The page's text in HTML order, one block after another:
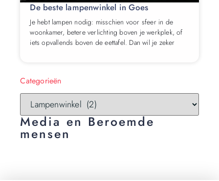
Categorieën
Media en Beroemde
mensen
De beste lampenwinkel in Goes
Je hebt lampen nodig: misschien voor sfeer in de
woonkamer, betere verlichting boven je werkplek, of
iets opvallends boven de eettafel. Dan wil je zeker